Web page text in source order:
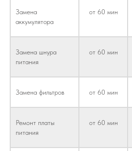
Замена
аккумулятора
от 60 мин
Замена шнура
питания
от 60 мин
Замена фильтров от 60 мин
Ремонт платы
питания
от 60 мин